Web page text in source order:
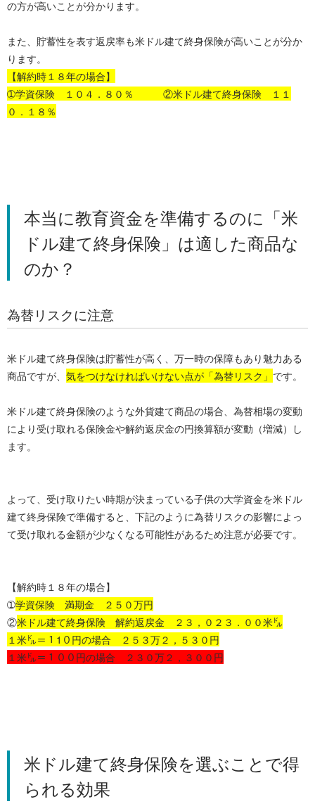
の方が高いことが分かります。
また、貯蓄性を表す返戻率も米ドル建て終身保険が高いことが分か
ります。
【解約時１８年の場合】
➀学資保険 １０４．８０％ ②米ドル建て終身保険 １１
０．１８％
本当に教育資金を準備するのに「米
ドル建て終身保険」は適した商品な
のか？
為替リスクに注意
米ドル建て終身保険は貯蓄性が高く、万一時の保障もあり魅力ある
商品ですが、 気をつけなければいけない点が「為替リスク」 です。
米ドル建て終身保険のような外貨建て商品の場合、為替相場の変動
により受け取れる保険金や解約返戻金の円換算額が変動（増減）し
ます。
よって、受け取りたい時期が決まっている子供の大学資金を米ドル
建て終身保険で準備すると、下記のように為替リスクの影響によっ
て受け取れる金額が少なくなる可能性があるため注意が必要です。
【解約時１８年の場合】
➀学資保険 満期金 ２５０万円
②米ドル建て終身保険 解約返戻金 ２３，０２３．００米㌦
１米㌦＝１1０円の場合 ２５３万２，５３０円
１米㌦＝１００円の場合 ２３０万２，３００円
米ドル建て終身保険を選ぶことで得
られる効果